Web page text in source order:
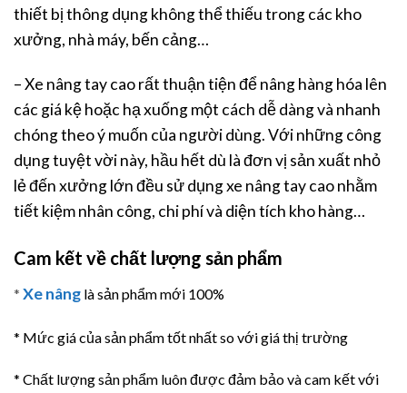
thiết bị thông dụng không thể thiếu trong các kho
xưởng, nhà máy, bến cảng…
– Xe nâng tay cao rất thuận tiện để nâng hàng hóa lên
các giá kệ hoặc hạ xuống một cách dễ dàng và nhanh
chóng theo ý muốn của người dùng. Với những công
dụng tuyệt vời này, hầu hết dù là đơn vị sản xuất nhỏ
lẻ đến xưởng lớn đều sử dụng xe nâng tay cao nhằm
tiết kiệm nhân công, chi phí và diện tích kho hàng…
Cam kết về chất lượng sản phẩm
* Xe nâng là sản phẩm mới 100%
* Mức giá của sản phẩm tốt nhất so với giá thị trường
* Chất lượng sản phẩm luôn được đảm bảo và cam kết với